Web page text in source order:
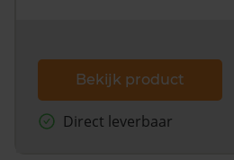
Bekijk product
Direct leverbaar